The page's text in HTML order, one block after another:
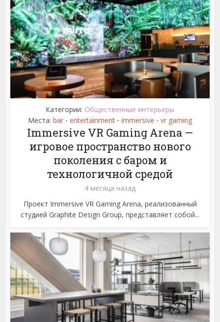
Категории: Общественные интерьеры
Места: bar • entertainment • immersive • vr gaming
Immersive VR Gaming Arena —
игровое пространство нового
поколения с баром и
технологичной средой
4 месяца назад
Проект Immersive VR Gaming Arena, реализованный
студией Graphite Design Group, представляет собой...